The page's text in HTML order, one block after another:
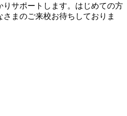
りサポートします。はじめての方
まのご来校お待ちしておりま